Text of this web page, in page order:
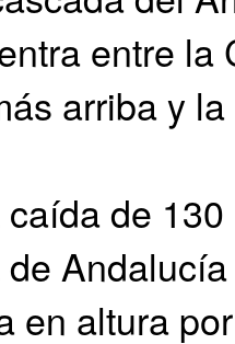
entre la
arriba y la
de
en altura